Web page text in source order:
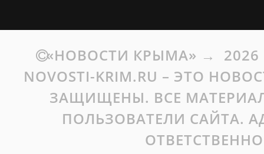
«НОВОСТИ КРЫМА» → 2026
NOVOSTI-KRIM.RU – ЭТО
ЗАЩИЩЕНЫ. ВСЕ
ПОЛЬЗОВАТЕЛИ САЙТА.